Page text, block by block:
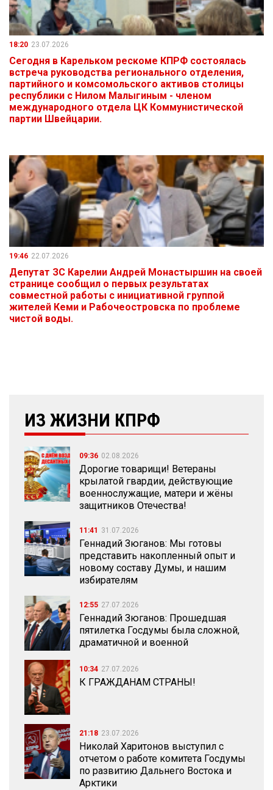
ИЗ ЖИЗНИ КПРФ
09:36 02.08.2026
Дорогие товарищи! Ветераны
крылатой гвардии, действующие
военнослужащие, матери и жёны
защитников Отечества!
11:41 31.07.2026
Геннадий Зюганов: Мы готовы
представить накопленный опыт и
новому составу Думы, и нашим
избирателям
12:55 27.07.2026
Геннадий Зюганов: Прошедшая
пятилетка Госдумы была сложной,
драматичной и военной
10:34 27.07.2026
К ГРАЖДАНАМ СТРАНЫ!
21:18 23.07.2026
Николай Харитонов выступил с
отчетом о работе комитета Госдумы
по развитию Дальнего Востока и
Арктики
18:20 23.07.2026
Сегодня в Карельком рескоме КПРФ состоялась
встреча руководства регионального отделения,
партийного и комсомольского активов столицы
республики с Нилом Малыгиным - членом
международного отдела ЦК Коммунистической
партии Швейцарии.
19:46 22.07.2026
Депутат ЗС Карелии Андрей Монастыршин на своей
странице сообщил о первых результатах
совместной работы с инициативной группой
жителей Кеми и Рабочеостровска по проблеме
чистой воды.